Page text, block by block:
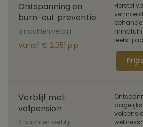
Ontspanning en
burn-out preventie
5 nachten verblijf
Vanaf € 2.351 p.p.
Herstel
Verblijf met
volpension
2 nachten verblijf